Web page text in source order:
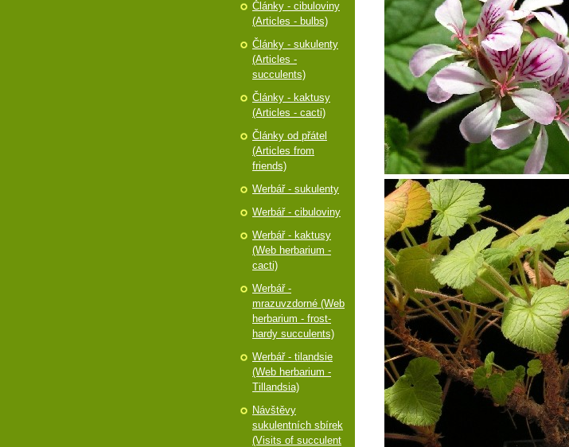
Články - cibuloviny
(Articles - bulbs)
Články - sukulenty
(Articles -
succulents)
Články - kaktusy
(Articles - cacti)
Články od přátel
(Articles from
friends)
Werbář - sukulenty
Werbář - cibuloviny
Werbář - kaktusy
(Web herbarium -
cacti)
Werbář -
mrazuvzdorné (Web
herbarium - frost-
hardy succulents)
Werbář - tilandsie
(Web herbarium -
Tillandsia)
Návštěvy
sukulentních sbírek
(Visits of succulent